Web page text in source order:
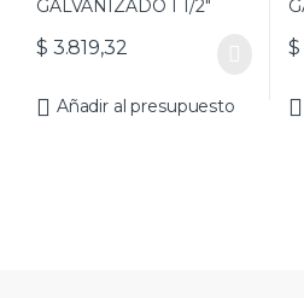
$ 3.819,32
Añadir al presupuesto
$